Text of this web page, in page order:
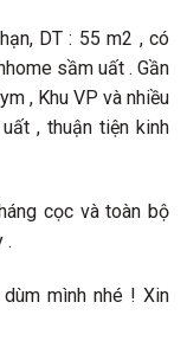
DT : 55 m2 , có
sầm uất . Gần
, Khu VP và nhiều
, thuận tiện kinh
cọc và toàn bộ
.
mình nhé ! Xin